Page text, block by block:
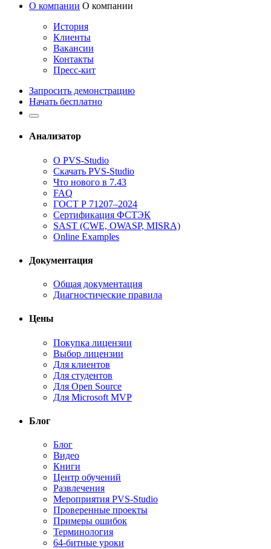
О компании О компании
История
Клиенты
Вакансии
Контакты
Пресс-кит
Запросить демонстрацию
Начать бесплатно
Анализатор
О PVS-Studio
Скачать PVS-Studio
Что нового в 7.43
FAQ
ГОСТ Р 71207–2024
Сертификация ФСТЭК
SAST (CWE, OWASP, MISRA)
Online Examples
Документация
Общая документация
Диагностические правила
Цены
Покупка лицензии
Выбор лицензии
Для клиентов
Для студентов
Для Open Source
Для Microsoft MVP
Блог
Блог
Видео
Книги
Центр обучений
Развлечения
Мероприятия PVS-Studio
Проверенные проекты
Примеры ошибок
Терминология
64-битные уроки